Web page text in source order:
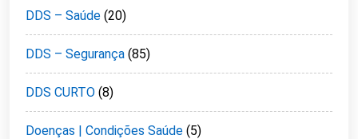
DDS – Saúde (20)
DDS – Segurança (85)
DDS CURTO (8)
Doenças | Condições Saúde (5)